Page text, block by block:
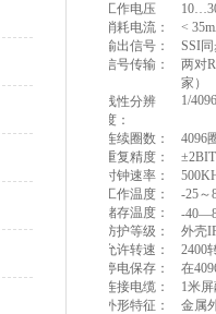
工作电压 10…
消耗电流：
<
输出信号：
SSI
信号传输：
两对
家）
线性分辨
度：
1/
连续圈数：
4096
重复精度：
时钟速率 ：
工作温度：
-25
储存温度：
-40—
防护等级：
外壳
允许转速：
2400
停电保存：
在
连接电缆：
1米屏
外形特征：
金属